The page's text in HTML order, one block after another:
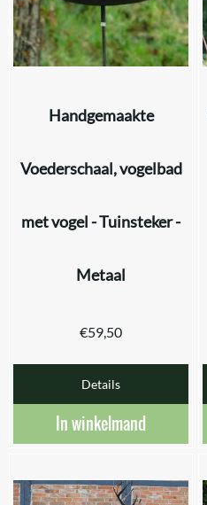
Handgemaakte
Voederschaal, vogelbad
met vogel - Tuinsteker -
Metaal
€59,50
Details
In winkelmand